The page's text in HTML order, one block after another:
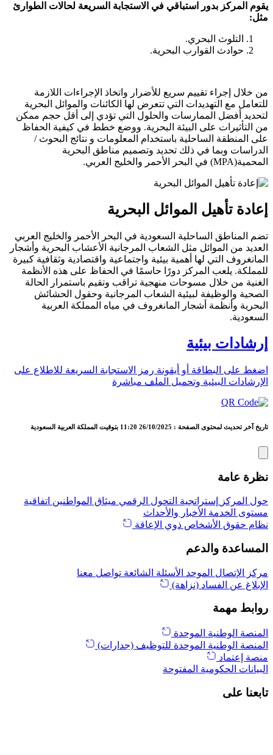
يقوم المركز بدور استباقي في الاستجابة السريعة لحالات الطوارئ
مثل:
التلوث البحري.
حوادث القوارب البحرية.
من خلال إجراء تقييم سريع للأضرار واتخاذ الإجراءات اللازمة
للتعامل مع التهديدات التي تتعرض لها الكائنات والموائل البحرية
لتحديد أفضل الممارسات والحلول التي تؤدي إلى أقل حجم ممكن
من التأثيرات على البيئة البحرية. ووضع خطط في كيفية الحفاظ
على المنطقة الساحلية باستخدام المعلومات و نتائج البحوث /
الدراسات وبما في ذلك تحديد وتصميم مناطق البحرية
المحمية(MPA) في البحر الأحمر والخليج العربي.
إعادة تأهيل الموائل البحرية
تضم المناطق الساحلية السعودية في البحر الأحمر والخليج العربي
العديد من الموائل مثل الشعاب المرجانية الأعشاب البحرية وأشجار
المانغروف التي لها أهمية بيئية واجتماعية واقتصادية وثقافية كبيرة
للمملكة. يلعب المركز دورًا حاسمًا في الحفاظ على هذه الأنظمة
الغنية من خلال مسوحات منهجية تراقب وتقيم باستمرار الحالة
الصحية والوظيفة لبيئية الشعاب المرجانية وحقول الحشائش
البحرية وأنظمة أشجار المانغروف في مياه المملكة العربية
السعودية.
إرشادات بيئية
اضغط على البطاقة أو أيقونة رمز الاستجابة السريعة للاطلاع على
الإرشادات البيئية وتحميل الملف مباشرة
تاريخ آخر تحديث لمحتوى الصفحة : 26/10/2025 11:20 بتوقيت المملكة العربية السعودية
نظرة عامة
حول المركز إستراتجية التحول الرقمي ميثاق المواطنين اتفاقية
مستوى الخدمة الأخبار والأحداث
نظام حقوق الأشخاص ذوي الإعاقة
المساعدة والدعم
مركز الإتصال الموحد الأسئلة الشائعة تواصل معنا
الإبلاغ عن الفساد (نزاهة)
روابط مهمة
المنصة الوطنية الموحدة
المنصة الوطنية الموحدة للتوظيف (جدارات)
منصة إعتماد
البيانات الحكومية المفتوحة
تابعنا على